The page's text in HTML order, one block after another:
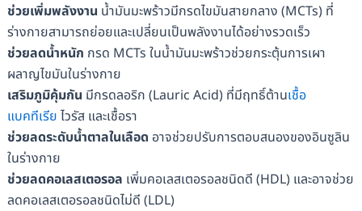
ช่วยเพิ่มพลังงาน น้ำมันมะพร้าวมีกรดไขมันสายกลาง (MCTs) ที่
ร่างกายสามารถย่อยและเปลี่ยนเป็นพลังงานได้อย่างรวดเร็ว
ช่วยลดน้ำหนัก กรด MCTs ในน้ำมันมะพร้าวช่วยกระตุ้นการเผา
ผลาญไขมันในร่างกาย
เสริมภูมิคุ้มกัน มีกรดลอริก (Lauric Acid) ที่มีฤทธิ์ต้านเชื้อ
แบคทีเรีย ไวรัส และเชื้อรา
ช่วยลดระดับน้ำตาลในเลือด อาจช่วยปรับการตอบสนองของอินซูลิน
ในร่างกาย
ช่วยลดคอเลสเตอรอล เพิ่มคอเลสเตอรอลชนิดดี (HDL) และอาจช่วย
ลดคอเลสเตอรอลชนิดไม่ดี (LDL)